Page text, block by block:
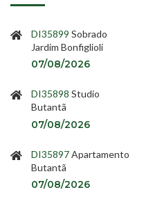
DI35899 Sobrado
Jardim Bonfiglioli
07/08/2026
DI35898 Studio
Butantã
07/08/2026
DI35897Apartamento
Butantã
07/08/2026